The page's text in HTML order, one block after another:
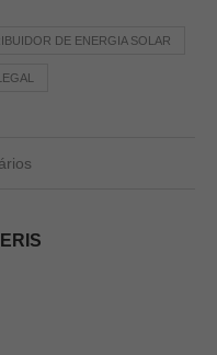
DE ENERGIA SOLAR